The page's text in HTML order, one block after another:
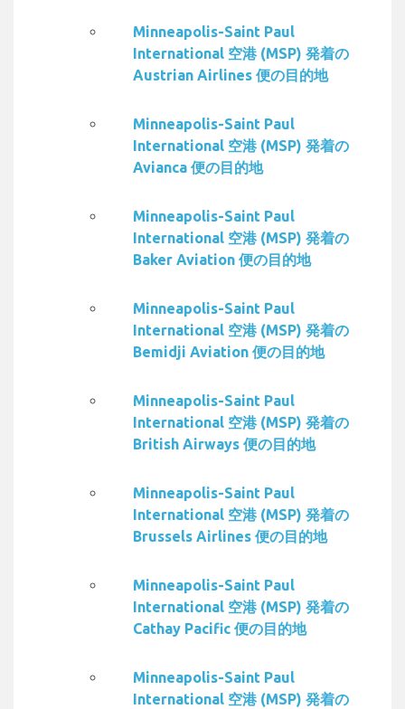
Minneapolis-Saint Paul
International 空港 (MSP) 発着の
Austrian Airlines 便の目的地
Minneapolis-Saint Paul
International 空港 (MSP) 発着の
Avianca 便の目的地
Minneapolis-Saint Paul
International 空港 (MSP) 発着の
Baker Aviation 便の目的地
Minneapolis-Saint Paul
International 空港 (MSP) 発着の
Bemidji Aviation 便の目的地
Minneapolis-Saint Paul
International 空港 (MSP) 発着の
British Airways 便の目的地
Minneapolis-Saint Paul
International 空港 (MSP) 発着の
Brussels Airlines 便の目的地
Minneapolis-Saint Paul
International 空港 (MSP) 発着の
Cathay Pacific 便の目的地
Minneapolis-Saint Paul
International 空港 (MSP) 発着の